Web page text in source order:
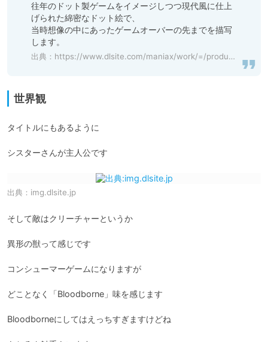
往年のドット製ゲームをイメージしつつ現代風に仕上
げられた綿密なドット絵で、
当時想像の中にあったゲームオーバーの先までを描写
します。
出典： https://www.dlsite.com/maniax/work/=/product_id/RJ247641.html
世界観
タイトルにもあるように
シスターさんが主人公です
出典： img.dlsite.jp
そして敵はクリーチャーというか
異形の獣って感じです
コンシューマーゲームになりますが
どことなく「Bloodborne」味を感じます
Bloodborneにしてはえっちすぎますけどね